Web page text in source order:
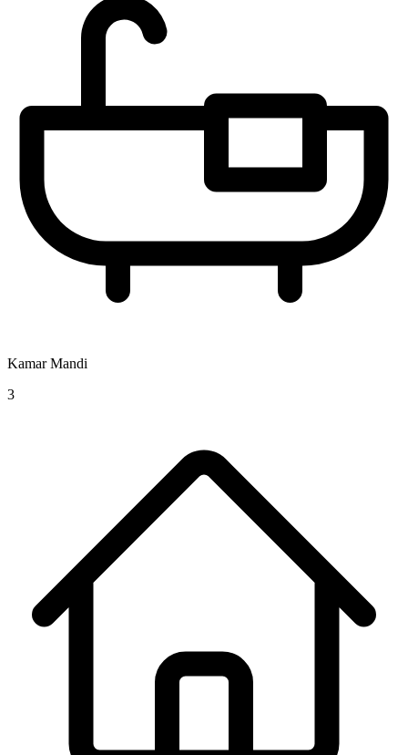
Kamar Mandi
3